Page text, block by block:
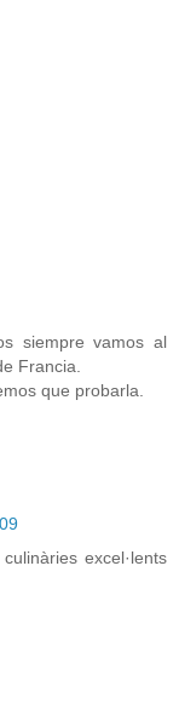
siempre vamos al
Francia.
que probarla.
excel·lents